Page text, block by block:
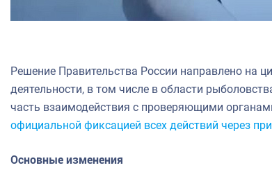
Решение Правительства России направлено на
деятельности, в том числе в области
часть взаимодействия с проверяющими
официальной фиксацией всех действий через
Основные изменения